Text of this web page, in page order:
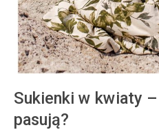
Sukienki w kwiaty
pasują?